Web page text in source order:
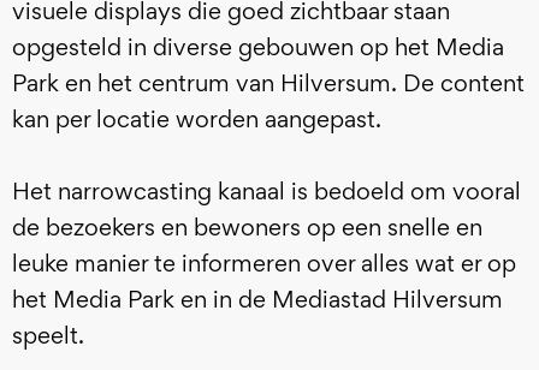
visuele displays die goed zichtbaar staan
opgesteld in diverse gebouwen op het Media
Park en het centrum van Hilversum. De content
kan per locatie worden aangepast.
Het narrowcasting kanaal is bedoeld om vooral
de bezoekers en bewoners op een snelle en
leuke manier te informeren over alles wat er op
het Media Park en in de Mediastad Hilversum
speelt.